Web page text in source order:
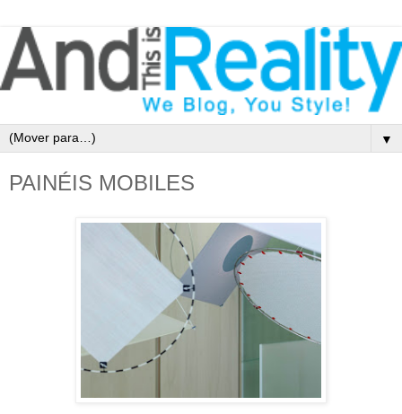
▼
PAINÉIS MOBILES